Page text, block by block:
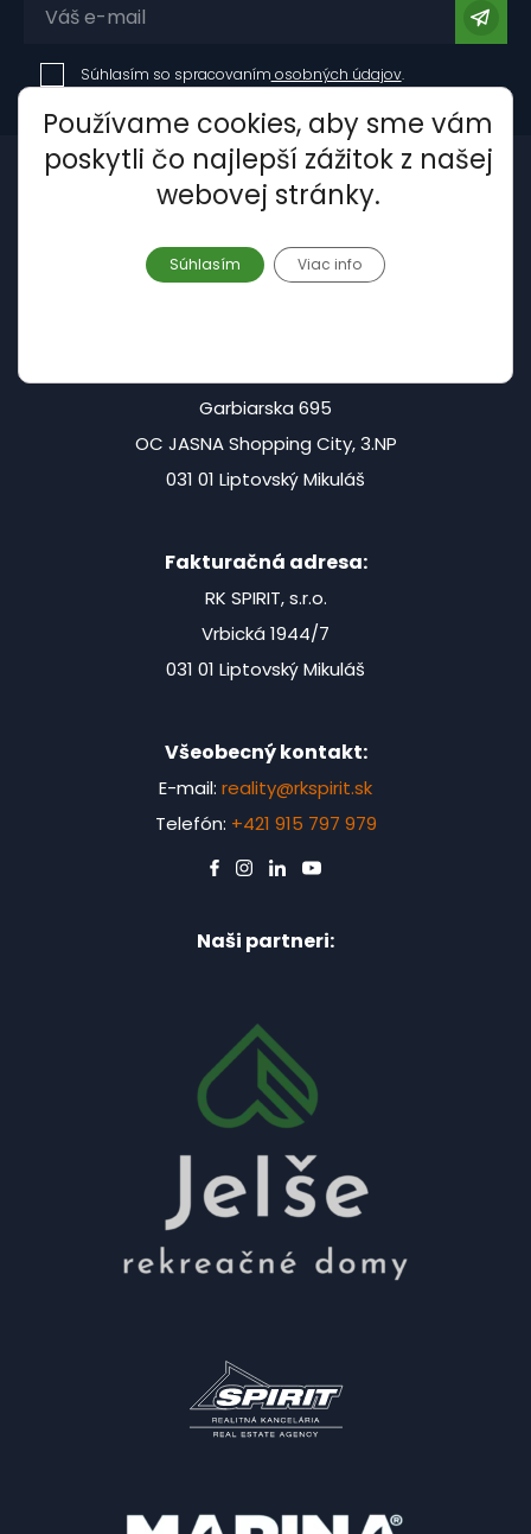
Súhlasím so spracovaním osobných údajov.
Garbiarska 695
OC JASNA Shopping City, 3.NP
031 01 Liptovský Mikuláš
Fakturačná adresa:
RK SPIRIT, s.r.o.
Vrbická 1944/7
031 01 Liptovský Mikuláš
Všeobecný kontakt:
E-mail: reality@rkspirit.sk
Telefón: +421 915 797 979
Naši partneri:
Používame cookies, aby sme vám
poskytli čo najlepší zážitok z našej
webovej stránky.
Súhlasím Viac info